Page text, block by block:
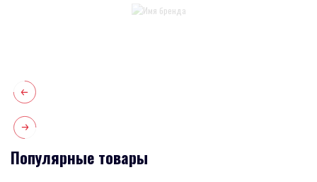
Популярные товары